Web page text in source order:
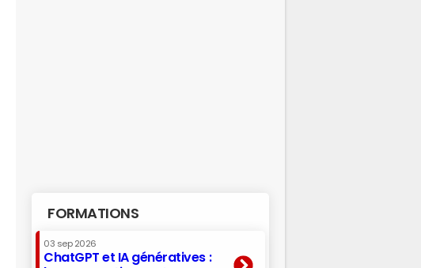
FORMATIONS
03 sep 2026
ChatGPT et IA génératives :